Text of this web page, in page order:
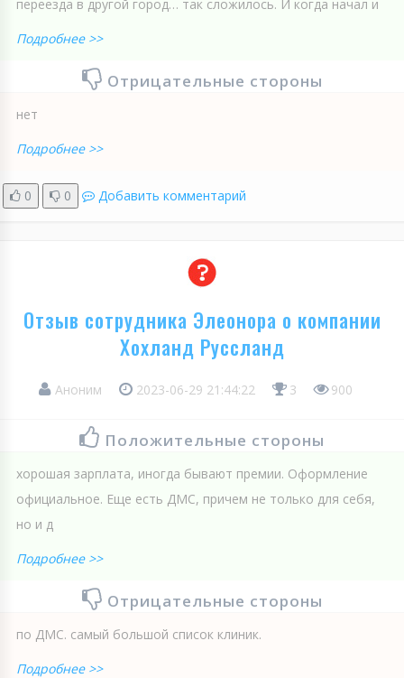
переезда в другой город… так сложилось. И когда начал и
Подробнее >>
Отрицательные стороны
нет
Подробнее >>
0 0 Добавить комментарий
Отзыв сотрудника Элеонора о компании
Хохланд Руссланд
Аноним 2023-06-29 21:44:22 3 900
Положительные стороны
хорошая зарплата, иногда бывают премии. Оформление
официальное. Еще есть ДМС, причем не только для себя,
но и д
Подробнее >>
Отрицательные стороны
по ДМС. самый большой список клиник.
Подробнее >>